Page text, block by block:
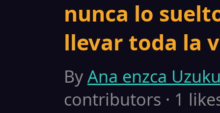
nunca lo
llevar toda la
ByAna enzca
contributors · 1